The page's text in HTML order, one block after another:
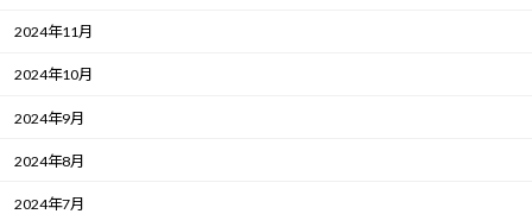
2024年11月
2024年10月
2024年9月
2024年8月
2024年7月